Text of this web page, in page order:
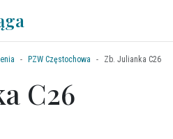
PZW Częstochowa Zb. Julianka C26
C26